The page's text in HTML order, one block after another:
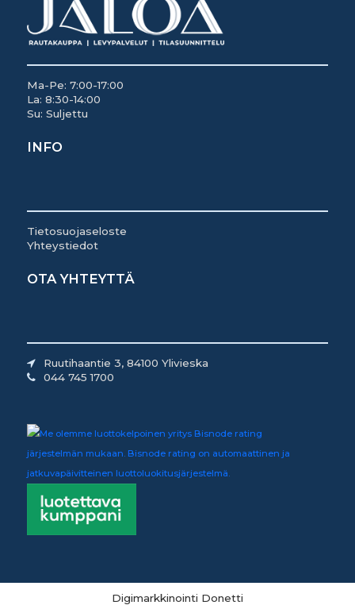
Ma-Pe: 7:00-17:00
La: 8:30-14:00
Su: Suljettu
INFO
Tietosuojaseloste
Yhteystiedot
OTA YHTEYTTÄ
Ruutihaantie 3, 84100 Ylivieska
044 745 1700
Digimarkkinointi Donetti